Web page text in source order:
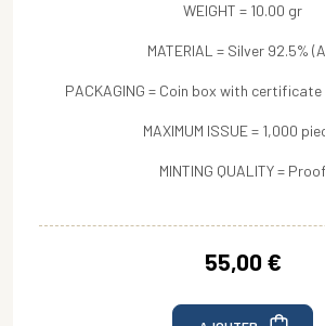
WEIGHT = 10.00 gr
MATERIAL = Silver 92.5%
PACKAGING = Coin box with
MAXIMUM ISSUE = 1,000
MINTING QUALITY = Proof
55,00 €